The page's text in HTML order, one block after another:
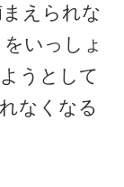
えられな
いっしょ
うとして
なくなる